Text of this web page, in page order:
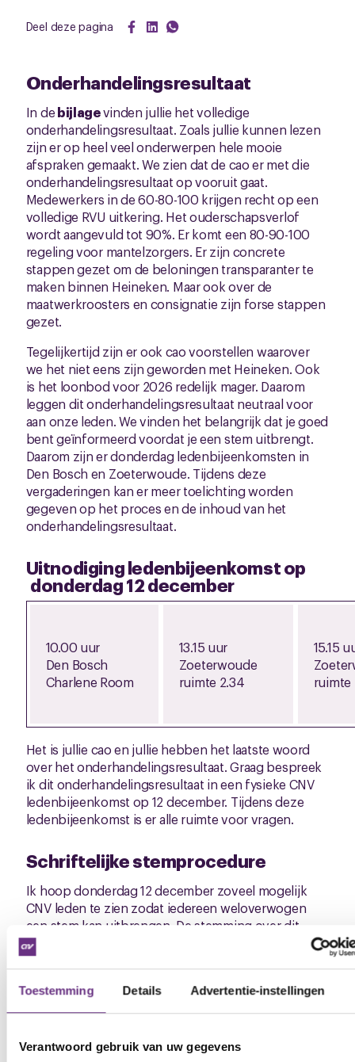
Toestemming Details Advertentie-instellingen
Verantwoord gebruik van uw gegevens
Deel deze pagina
Onderhandelingsresultaat
In debijlagevinden jullie het volledige
onderhandelingsresultaat. Zoals jullie kunnen lezen
zijn er op heel veel onderwerpen hele mooie
afspraken gemaakt. We zien dat de cao er met die
onderhandelingsresultaat op vooruit gaat.
Medewerkers in de 60-80-100 krijgen recht op een
volledige RVU uitkering. Het ouderschapsverlof
wordt aangevuld tot 90%. Er komt een 80-90-100
regeling voor mantelzorgers. Er zijn concrete
stappen gezet om de beloningen transparanter te
maken binnen Heineken. Maar ook over de
maatwerkroosters en consignatie zijn forse stappen
gezet.
Tegelijkertijd zijn er ook cao voorstellen waarover
we het niet eens zijn geworden met Heineken. Ook
is het loonbod voor 2026 redelijk mager. Daarom
leggen dit onderhandelingsresultaat neutraal voor
aan onze leden. We vinden het belangrijk dat je goed
bent geïnformeerd voordat je een stem uitbrengt.
Daarom zijn er donderdag ledenbijeenkomsten in
Den Bosch en Zoeterwoude. Tijdens deze
vergaderingen kan er meer toelichting worden
gegeven op het proces en de inhoud van het
onderhandelingsresultaat.
Uitnodiging ledenbijeenkomst op
donderdag 12 december
10.00 uur
Den Bosch
Charlene Room
13.15 uur
Zoeterwoude
ruimte 2.34
15.15
ruimte
Het is jullie cao en jullie hebben het laatste woord
over het onderhandelingsresultaat. Graag bespreek
ik dit onderhandelingsresultaat in een fysieke CNV
ledenbijeenkomst op 12 december. Tijdens deze
ledenbijeenkomst is er alle ruimte voor vragen.
Schriftelijke stemprocedure
Ik hoop donderdag 12 december zoveel mogelijk
CNV leden te zien zodat iedereen weloverwogen
een stem kan uitbrengen. De stemming over dit
resultaat zal voor de CNV leden uiteindelijk
schriftelijk plaatsvinden, dus niet tijdens de
met nieuwsbrief waarin je digitaal je stem kunt